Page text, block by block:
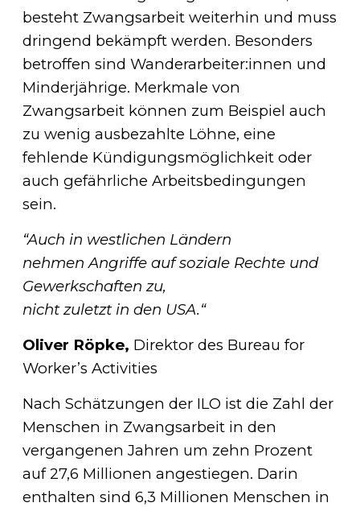
besteht Zwangsarbeit weiterhin und muss
dringend bekämpft werden. Besonders
betroffen sind Wanderarbeiter:innen und
Minderjährige. Merkmale von
Zwangsarbeit können zum Beispiel auch
zu wenig ausbezahlte Löhne, eine
fehlende Kündigungsmöglichkeit oder
auch gefährliche Arbeitsbedingungen
sein.
“Auch in westlichen Ländern
nehmen Angriffe auf soziale Rechte und
Gewerkschaften zu,
nicht zuletzt in den USA.“
Oliver Röpke, Direktor des Bureau for
Worker’s Activities
Nach Schätzungen der ILO ist die Zahl der
Menschen in Zwangsarbeit in den
vergangenen Jahren um zehn Prozent
auf 27,6 Millionen angestiegen. Darin
enthalten sind 6,3 Millionen Menschen in